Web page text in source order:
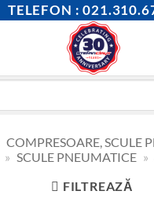
TELEFON :
COMPRESOARE, SCULE
» SCULE PNEUMATICE »
FILTREAZĂ